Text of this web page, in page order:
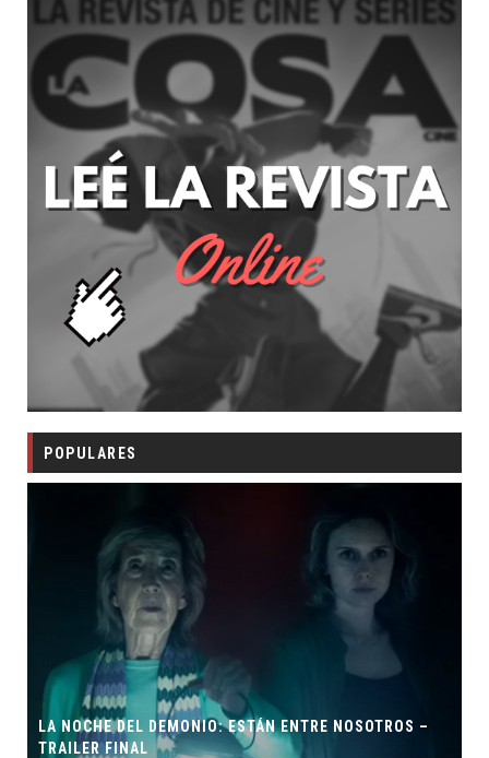
POPULARES
LA NOCHE DEL DEMONIO: ESTÁN ENTRE NOSOTROS –
TRAILER FINAL